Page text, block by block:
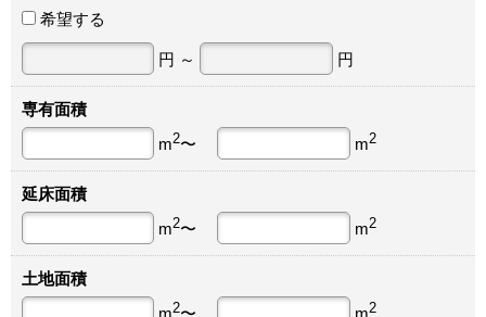
希望する
円 ～ 円
専有面積
m2〜 m2
延床面積
m2〜 m2
土地面積
m2〜 m2